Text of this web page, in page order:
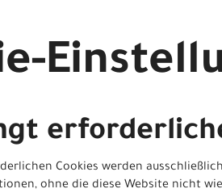
Cookies werden
ohne die diese Website nicht